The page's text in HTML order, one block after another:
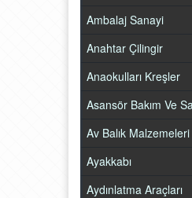
Ambalaj Sanayi
Anahtar Çilingir
Anaokulları Kreşler
Asansör Bakım Ve
Av Balık Malzemeleri
Ayakkabı
Aydınlatma Araçları